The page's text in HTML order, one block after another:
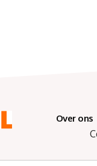
Over ons
Copyright